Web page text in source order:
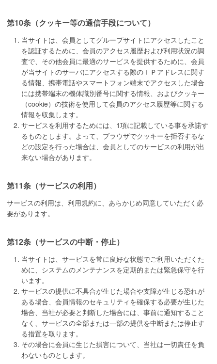
第10条（クッキー等の通信手段について）
当サイトは、会員としてグループサイトにアクセスしたこと
を認証するために、会員のアクセス履歴および利用状況の調
査で、その他会員に最適のサービスを提供するために、会員
が当サイトのサーバにアクセスする際のＩＰアドレスに関す
る情報、携帯電話やスマートフォン端末でアクセスした場合
には携帯端末の機体識別番号に関する情報、およびクッキー
（cookie）の技術を使用して会員のアクセス履歴等に関する
情報を収集します。
サービスを利用するためには、1項に記載している事を承諾す
るものとします。よって、ブラウザでクッキーを拒否するな
どの設定を行った場合は、会員としてのサービスの利用が出
来ない場合があります。
第11条（サービスの利用）
サービスの利用は、利用規約に、あらかじめ同意していただく必
要があります。
第12条（サービスの中断・停止）
当サイトは、サービスを常に良好な状態でご利用いただくた
めに、システムのメンテナンスを定期的または緊急保守を行
います。
サービスの提供に不具合が生じた場合や支障が生じる恐れが
ある場合、会員情報のセキュリティを確保する必要が生じた
場合、当社が必要と判断した場合には、事前に通知すること
なく、サービスの全部または一部の提供を中断または停止す
る措置を取ります。
その場合に会員に生じた損害について、当社は一切責任を負
わないものとします。